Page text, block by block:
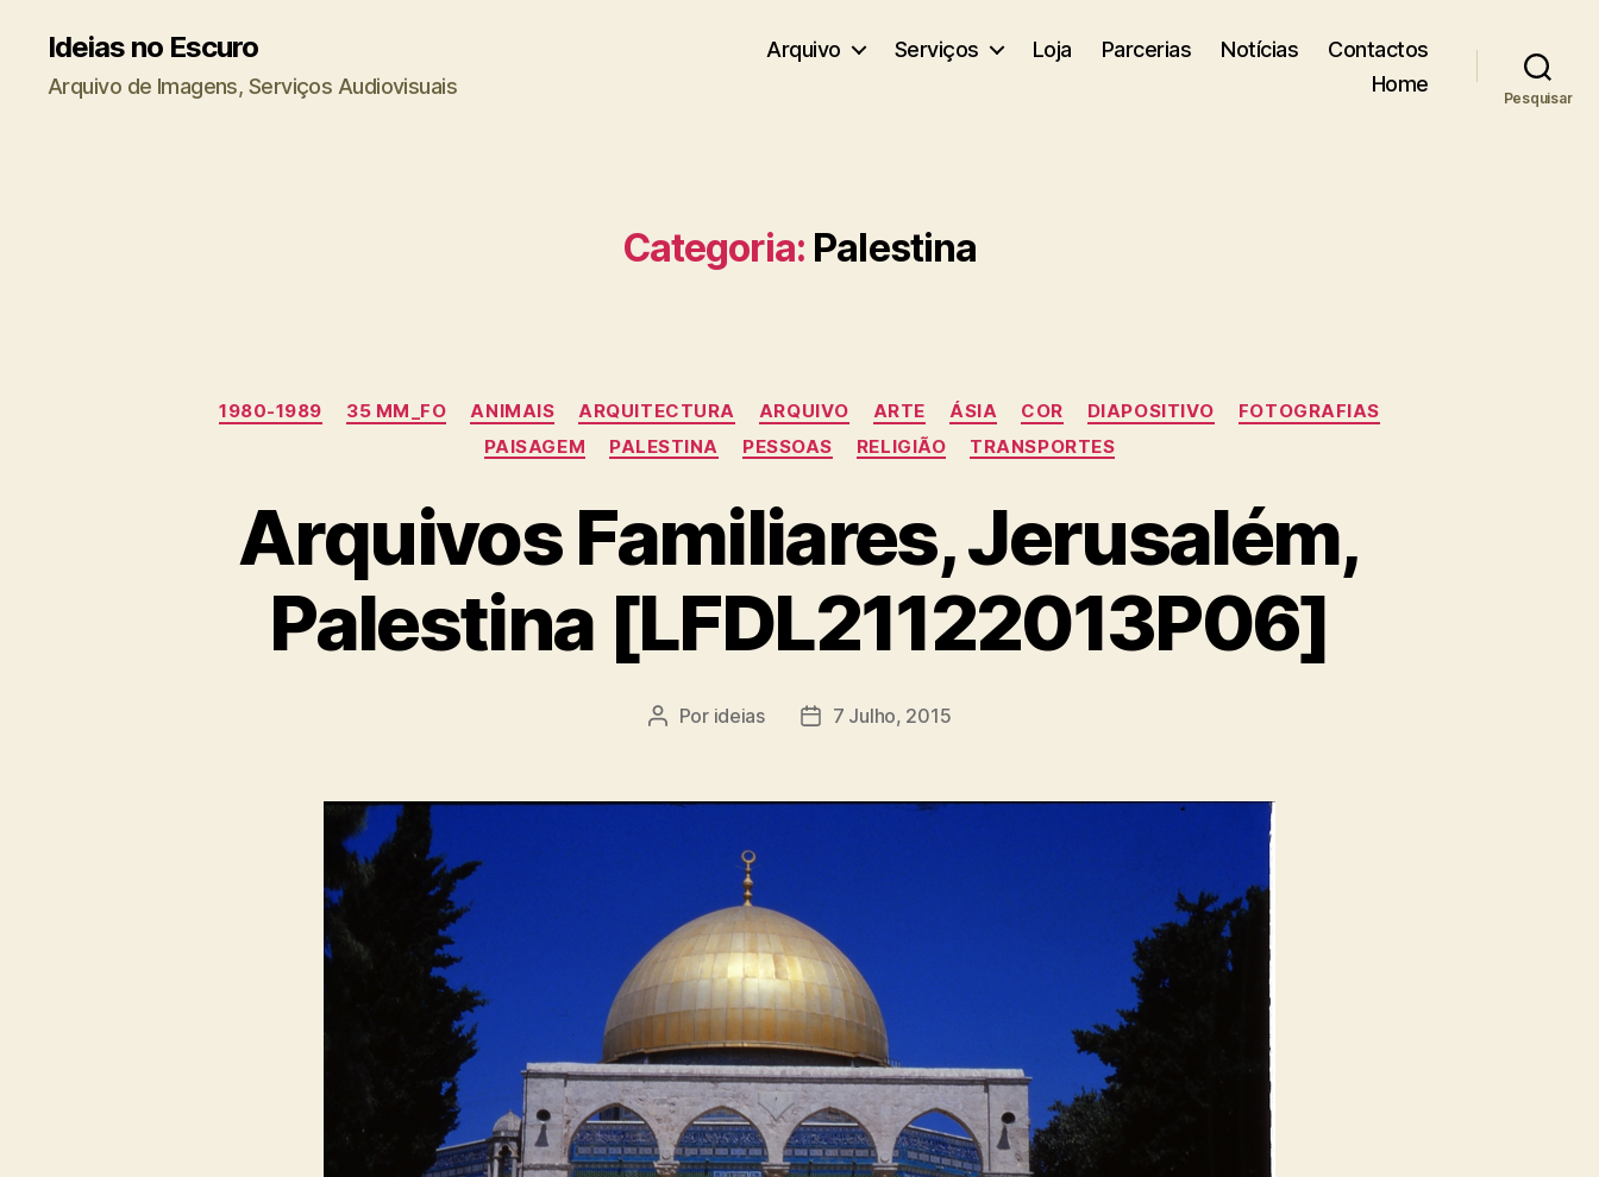
Ideias no Escuro
Arquivo de Imagens, Serviços Audiovisuais
Arquivo Serviços Loja Parcerias Notícias
Contactos
Home
Pesquisar
Categoria: Palestina
Categorias
1980-1989 35 MM_FO ANIMAIS ARQUITECTURA ARQUIVO ARTE ÁSIA COR DIAPOSITIVO
FOTOGRAFIAS
PAISAGEM
PALESTINA PESSOAS RELIGIÃO TRANSPORTES
Arquivos Familiares, Jerusalém,
Palestina [LFDL21122013P06]
Autor
Por ideias
Data7 Julho, 2015